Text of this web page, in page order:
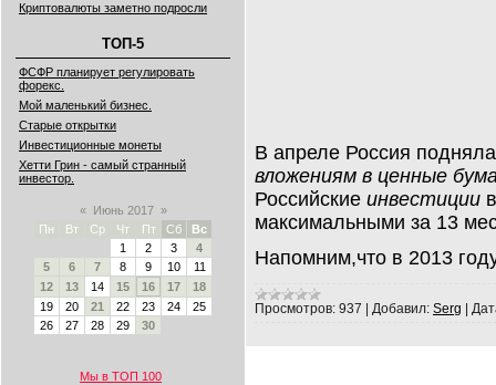
Криптовалюты заметно подросли
ТОП-5
ФСФР планирует регулировать
форекс.
Мой маленький бизнес.
Старые открытки
Инвестиционные монеты
Хетти Грин - самый странный
инвестор.
« Июнь 2017 »
Пн
Вт Ср Чт Пт Сб
Вс
1
2 3
4
5
6 7 8 9 10
11
12
13 14 15 16 17
18
19
20 21 22 23 24
25
26
27 28 29 30
Мы в ТОП 100
В апреле Россия
вложениям в ценные
Российские инвестиции
максимальными за 13
Напомним,что в 2013
Просмотров: 937 Добавил: Serg